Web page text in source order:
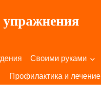
Своими руками
Профилактика и лечение